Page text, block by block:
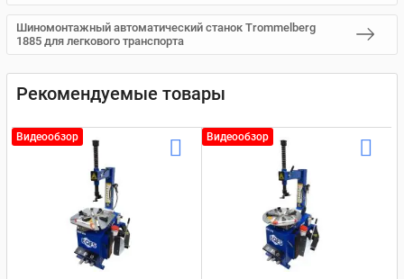
Шиномонтажный автоматический станок Trommelberg
1885 для легкового транспорта
Рекомендуемые товары
Видеообзор Видеообзор